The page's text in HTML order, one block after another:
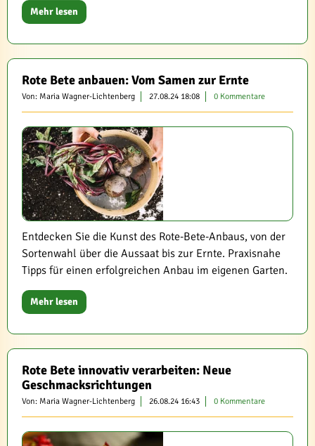
Mehr lesen
Rote Bete anbauen: Vom Samen zur Ernte
Von: Maria Wagner-Lichtenberg 27.08.24 18:08 0 Kommentare
Entdecken Sie die Kunst des Rote-Bete-Anbaus, von der
Sortenwahl über die Aussaat bis zur Ernte. Praxisnahe
Tipps für einen erfolgreichen Anbau im eigenen Garten.
Mehr lesen
Rote Bete innovativ verarbeiten: Neue
Geschmacksrichtungen
Von: Maria Wagner-Lichtenberg 26.08.24 16:43 0 Kommentare